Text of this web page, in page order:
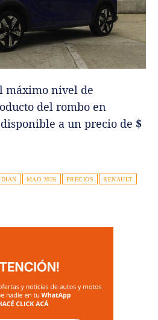
máximo nivel de
del rombo en
a un precio de $
MAO 2026 PRECIOS RENAULT